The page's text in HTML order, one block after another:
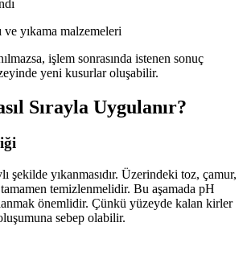
ve yıkama malzemeleri
işlem sonrasında istenen sonuç
yeni kusurlar oluşabilir.
Sırayla Uygulanır?
şekilde yıkanmasıdır. Üzerindeki toz, çamur,
temizlenmelidir. Bu aşamada pH
önemlidir. Çünkü yüzeyde kalan kirler
sebep olabilir.